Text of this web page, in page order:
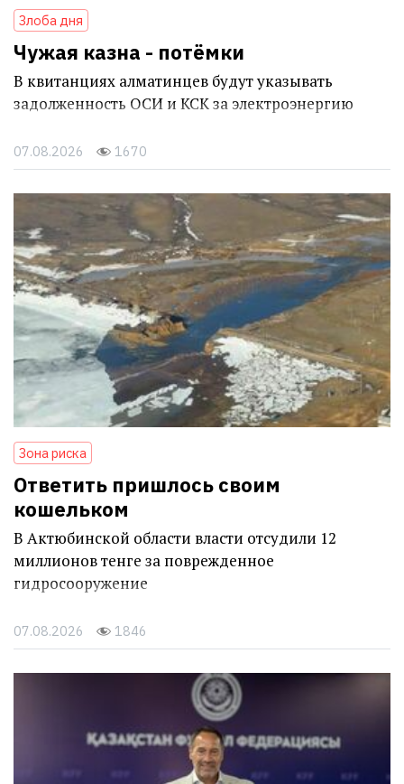
Злоба дня
Чужая казна - потёмки
В квитанциях алматинцев будут указывать
задолженность ОСИ и КСК за электроэнергию
07.08.2026 1670
Зона риска
Ответить пришлось своим
кошельком
В Актюбинской области власти отсудили 12
миллионов тенге за поврежденное
гидросооружение
07.08.2026 1846